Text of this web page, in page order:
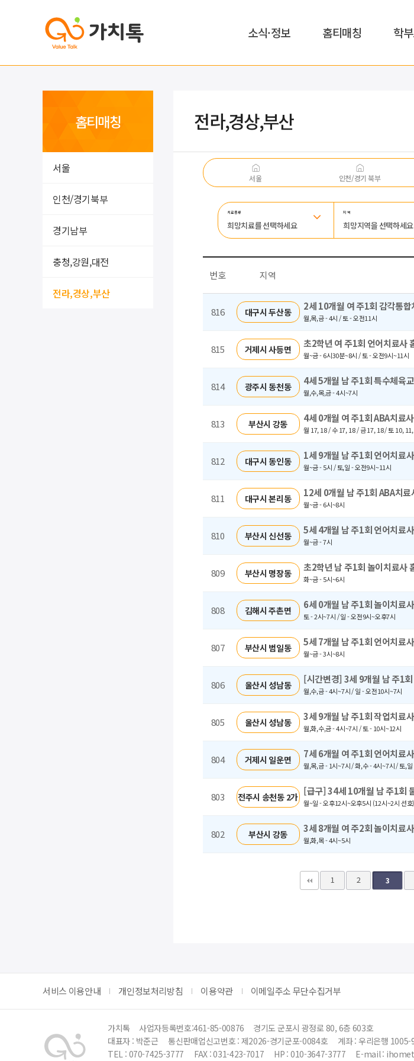
소식·정보 홈티매칭 학
홈티매칭
서울
인천/경기북부
경기남부
충청,강원,대전
전라,경상,부산
전라,경상,부산
서울 인천/경기 북부
치료종류
희망치료를 선택하세요
지 역
희망지역을 선택하세요
번호 지역
816 대구시 두산동 2세 10개월 여 주1회 감각통
월,목,금 - 4시 / 토 - 오전11시
815 거제시 사등면 초2학년 여 주1회 언어치료사
월~금 - 6시30분~8시 / 토 - 오전9시~11시
814 광주시 동천동 4세 5개월 남 주1회 특수체육
월,수,목,금 - 4시~7시
813 부산시 강동 4세 0개월 여 주1회 ABA치료
월 17, 18 / 수 17, 18 / 금 17, 18 / 토 10,
812 대구시 동인동 1세 9개월 남 주1회 언어치료
월~금 - 5시 / 토,일 - 오전9시~11시
811 대구시 본리동 12세 0개월 남 주1회 ABA치료
월~금 - 6시~8시
810 부산시 신선동 5세 4개월 남 주1회 언어치료
월~금 - 7시
809 부산시 명장동 초2학년 남 주1회 놀이치료사
화~금 - 5시~6시
808 김해시 주촌면 6세 0개월 남 주1회 놀이치료
토 - 2시~7시 / 일 - 오전9시~오후7시
807 부산시 범일동 5세 7개월 남 주1회 언어치료
월~금 - 3시~8시
806 울산시 성남동 [시간변경] 3세 9개월 남 주1
월,수,금 - 4시~7시 / 일 - 오전10시~7시
805 울산시 성남동 3세 9개월 남 주1회 작업치료
월,화,수,금 - 4시~7시 / 토 - 10시~12시
804 거제시 일운면 7세 6개월 여 주1회 언어치료
월,목,금 - 1시~7시 / 화,수 - 4시~7시 / 토,
803 전주시 송천동 2가 [급구] 34세 10개월 남 주1회
월~일 - 오후12시~오후5시 (12시~2시 선호)
802 부산시 강동 3세 8개월 여 주2회 놀이치료
월,화,목 - 4시~5시
1 2 3
다음
서비스 이용안내 개인정보처리방침 이용약관 이메일주소 무단수집거부
가치톡 사업자등록번호:461-85-00876
경기도 군포시 광정로 80, 6층 603호
대표자 : 박준근
통신판매업신고번호 : 제2026-경기군포-0084호
계좌 : 우리은행
TEL : 070-7425-3777
FAX : 031-423-7017 HP : 010-3647-3777 E-mail :